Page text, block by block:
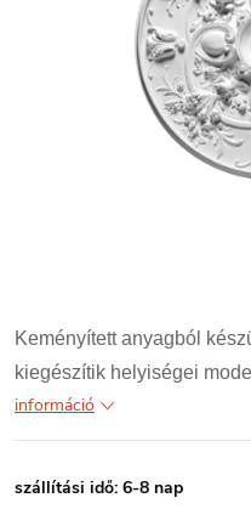
Keményített anyagból
kiegészítik helyiségei
információ
szállítási idő: 6-8 nap